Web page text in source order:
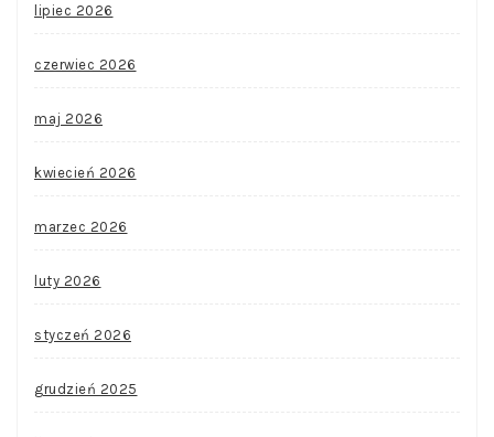
lipiec 2026
czerwiec 2026
maj 2026
kwiecień 2026
marzec 2026
luty 2026
styczeń 2026
grudzień 2025